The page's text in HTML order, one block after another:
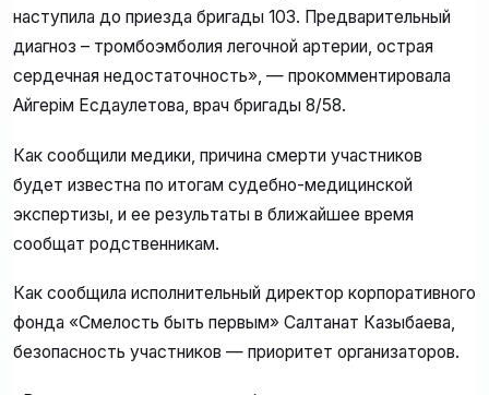
наступила до приезда бригады 103. Предварительный
диагноз – тромбоэмболия легочной артерии, острая
сердечная недостаточность», — прокомментировала
Айгерім Есдаулетова, врач бригады 8/58.
Как сообщили медики, причина смерти участников
будет известна по итогам судебно-медицинской
экспертизы, и ее результаты в ближайшее время
сообщат родственникам.
Как сообщила исполнительный директор корпоративного
фонда «Смелость быть первым» Салтанат Казыбаева,
безопасность участников — приоритет организаторов.